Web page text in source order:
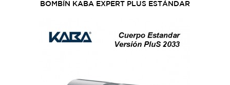
BOMBÍN KABA EXPERT PLUS ESTÁNDAR